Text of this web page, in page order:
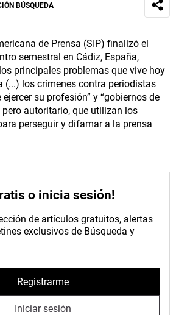
BÚSQUEDA
de Prensa (SIP) finalizó el
semestral en Cádiz, España,
principales problemas que vive hoy
(...) los crímenes contra periodistas
su profesión” y “gobiernos de
autoritario, que utilizan los
perseguir y difamar a la prensa
o inicia sesión!
de artículos gratuitos, alertas
exclusivos de Búsqueda y
Registrarme
Iniciar sesión